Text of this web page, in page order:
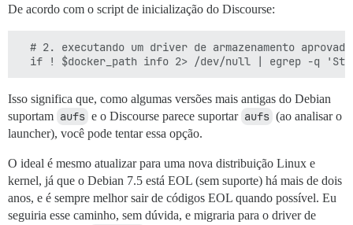
De acordo com o script de inicialização do Discourse:
# 2. executando um driver de armazenamento
Isso significa que, como algumas versões mais antigas do Debian
suportam aufs e o Discourse parece suportar aufs (ao analisar o
launcher), você pode tentar essa opção.
O ideal é mesmo atualizar para uma nova distribuição Linux e
kernel, já que o Debian 7.5 está EOL (sem suporte) há mais de dois
anos, e é sempre melhor sair de códigos EOL quando possível. Eu
seguiria esse caminho, sem dúvida, e migraria para o driver de